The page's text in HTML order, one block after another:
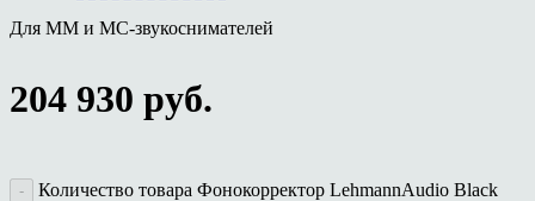
Для ММ и МС-звукоснимателей
204 930 руб.
Количество товара Фонокорректор LehmannAudio Black